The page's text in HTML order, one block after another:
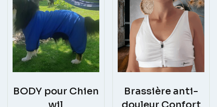
BODY pour Chien
Brassière anti-